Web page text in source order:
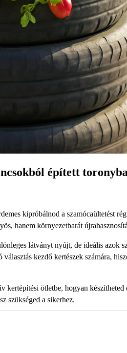
épített
kipróbálnod a szamócaültetést
hanem környezetbarát
látványt nyújt, de ideális azok
kezdő kertészek számára,
kertépítési ötletbe, hogyan
szükséged a sikerhez.